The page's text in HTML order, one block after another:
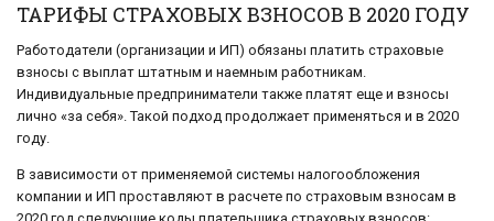
ТАРИФЫ СТРАХОВЫХ ВЗНОСОВ В 2020 ГОДУ
Работодатели (организации и ИП) обязаны платить страховые
взносы с выплат штатным и наемным работникам.
Индивидуальные предприниматели также платят еще и взносы
лично «за себя». Такой подход продолжает применяться и в 2020
году.
В зависимости от применяемой системы налогообложения
компании и ИП проставляют в расчете по страховым взносам в